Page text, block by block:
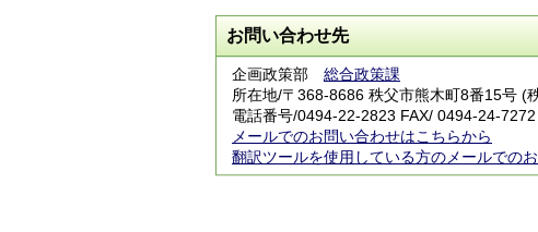
お問い合わせ先
企画政策部 総合政策課
所在地/〒368-8686 秩父市熊木町8番15号 (
電話番号/0494-22-2823 FAX/ 0494-24-7272
メールでのお問い合わせはこちらから
翻訳ツールを使用している方のメールでの